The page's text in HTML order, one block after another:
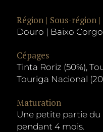
Région | Sous-région
Douro | Baixo Corgo
Cépages
Tinta Roriz (50%),
Touriga Nacional
Maturation
Une petite partie du
pendant 4 mois.